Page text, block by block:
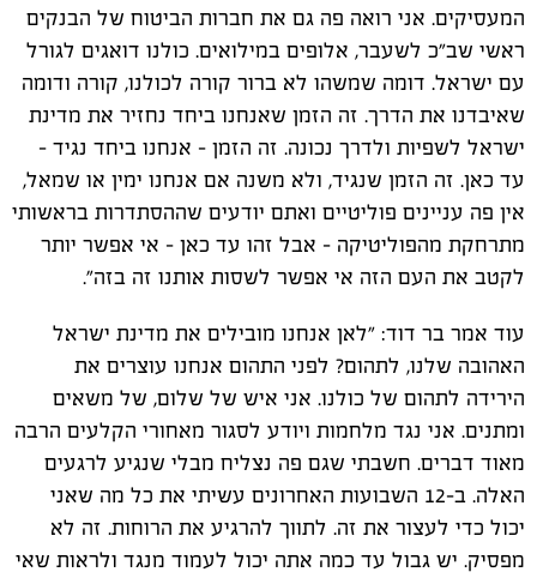
המעסיקים. אני רואה פה גם את חברות הביטוח של הבנקים
ראשי שב"כ לשעבר, אלופים במילואים. כולנו דואגים לגורל
עם ישראל. דומה שמשהו לא ברור קורה לכולנו, קורה ודומה
שאיבדנו את הדרך. זה הזמן שאנחנו ביחד נחזיר את מדינת
ישראל לשפיות ולדרך נכונה. זה הזמן - אנחנו ביחד נגיד -
עד כאן. זה הזמן שנגיד, ולא משנה אם אנחנו ימין או שמאל,
אין פה עניינים פוליטיים ואתם יודעים שההסתדרות בראשותי
מתרחקת מהפוליטיקה - אבל זהו עד כאן - אי אפשר יותר
לקטב את העם הזה אי אפשר לשסות אותנו זה בזה".
עוד אמר בר דוד: "לאן אנחנו מובילים את מדינת ישראל
האהובה שלנו, לתהום? לפני התהום אנחנו עוצרים את
הירידה לתהום של כולנו. אני איש של שלום, של משאים
ומתנים. אני נגד מלחמות ויודע לסגור מאחורי הקלעים הרבה
מאוד דברים. חשבתי שגם פה נצליח מבלי שנגיע לרגעים
האלה. ב-12 השבועות האחרונים עשיתי את כל מה שאני
יכול כדי לעצור את זה. לתווך להרגיע את הרוחות. זה לא
מפסיק. יש גבול עד כמה אתה יכול לעמוד מנגד ולראות שאי